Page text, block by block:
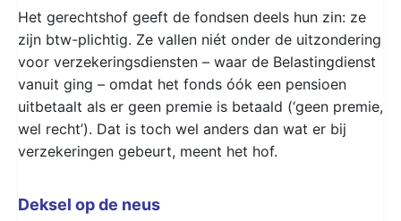
Het gerechtshof geeft de fondsen deels hun zin: ze
zijn btw-plichtig. Ze vallen niét onder de uitzondering
voor verzekeringsdiensten – waar de Belastingdienst
vanuit ging – omdat het fonds óók een pensioen
uitbetaalt als er geen premie is betaald (‘geen premie,
wel recht’). Dat is toch wel anders dan wat er bij
verzekeringen gebeurt, meent het hof.
Deksel op de neus